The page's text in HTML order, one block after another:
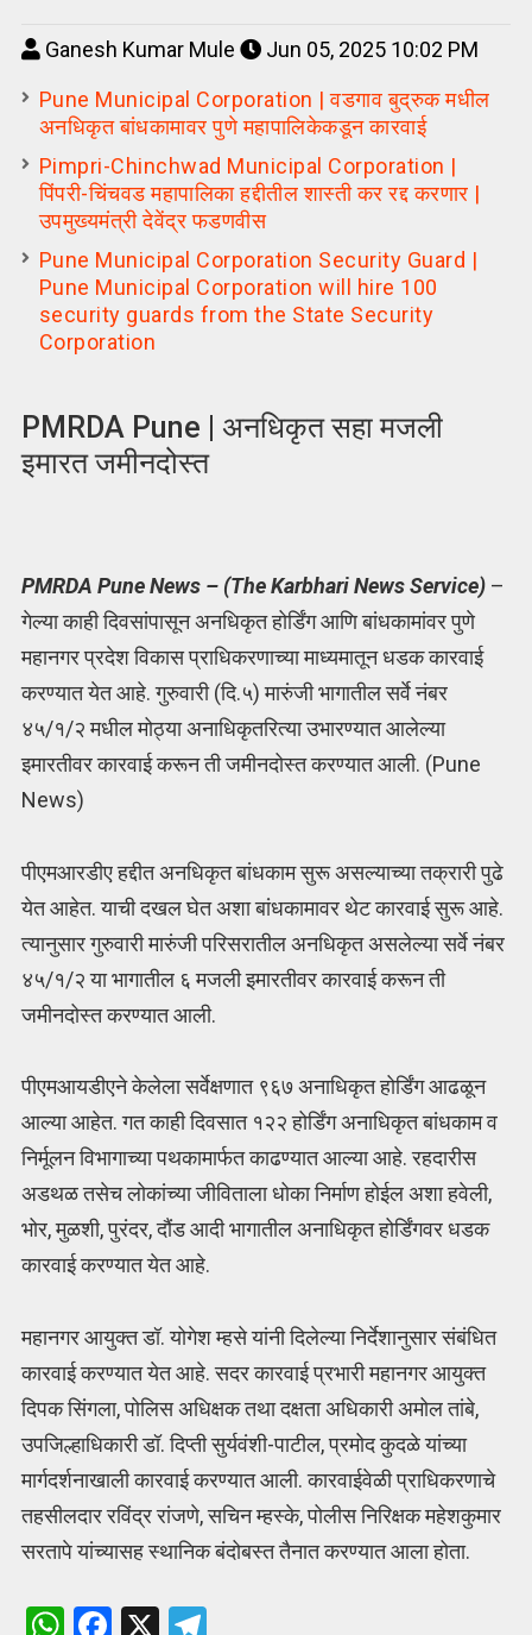
Ganesh Kumar Mule
Jun 05, 2025 10:02 PM
Pune Municipal Corporation | वडगाव बुद्रुक मधील
अनधिकृत बांधकामावर पुणे महापालिकेकडून कारवाई
Pimpri-Chinchwad Municipal Corporation |
पिंपरी-चिंचवड महापालिका हद्दीतील शास्ती कर रद्द करणार |
उपमुख्यमंत्री देवेंद्र फडणवीस
Pune Municipal Corporation Security Guard |
Pune Municipal Corporation will hire 100
security guards from the State Security
Corporation
PMRDA Pune | अनधिकृत सहा मजली
इमारत जमीनदोस्त
PMRDA Pune News – (The Karbhari News Service) –
गेल्या काही दिवसांपासून अनधिकृत होर्डिंग आणि बांधकामांवर पुणे
महानगर प्रदेश विकास प्राधिकरणाच्या माध्यमातून धडक कारवाई
करण्यात येत आहे. गुरुवारी (दि.५) मारुंजी भागातील सर्वे नंबर
४५/१/२ मधील मोठ्या अनाधिकृतरित्या उभारण्यात आलेल्या
इमारतीवर कारवाई करून ती जमीनदोस्त करण्यात आली. (Pune
News)
पीएमआरडीए हद्दीत अनधिकृत बांधकाम सुरू असल्याच्या तक्रारी पुढे
येत आहेत. याची दखल घेत अशा बांधकामावर थेट कारवाई सुरू आहे.
त्यानुसार गुरुवारी मारुंजी परिसरातील अनधिकृत असलेल्या सर्वे नंबर
४५/१/२ या भागातील ६ मजली इमारतीवर कारवाई करून ती
जमीनदोस्त करण्यात आली.
पीएमआयडीएने केलेला सर्वेक्षणात ९६७ अनाधिकृत होर्डिंग आढळून
आल्या आहेत. गत काही दिवसात १२२ होर्डिंग अनाधिकृत बांधकाम व
निर्मूलन विभागाच्या पथकामार्फत काढण्यात आल्या आहे. रहदारीस
अडथळ तसेच लोकांच्या जीविताला धोका निर्माण होईल अशा हवेली,
भोर, मुळशी, पुरंदर, दौंड आदी भागातील अनाधिकृत होर्डिंगवर धडक
कारवाई करण्यात येत आहे.
महानगर आयुक्त डॉ. योगेश म्हसे यांनी दिलेल्या निर्देशानुसार संबंधित
कारवाई करण्यात येत आहे. सदर कारवाई प्रभारी महानगर आयुक्त
दिपक सिंगला, पोलिस अधिक्षक तथा दक्षता अधिकारी अमोल तांबे,
उपजिल्हाधिकारी डॉ. दिप्ती सुर्यवंशी-पाटील, प्रमोद कुदळे यांच्या
मार्गदर्शनाखाली कारवाई करण्यात आली. कारवाईवेळी प्राधिकरणाचे
तहसीलदार रविंद्र रांजणे, सचिन म्हस्के, पोलीस निरिक्षक महेशकुमार
सरतापे यांच्यासह स्थानिक बंदोबस्त तैनात करण्यात आला होता.
W F X T